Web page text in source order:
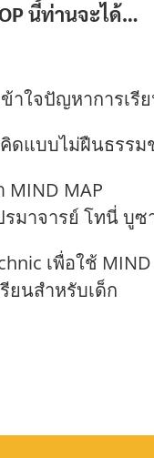
นี้ท่านจะได้…
าใจปัญหาการเรี
ดแบบไม่ฝืนธรร
MIND MAP
มาจารย์ โทนี่ บูซ
เพื่อใช้
ยนสำหรับเด็ก